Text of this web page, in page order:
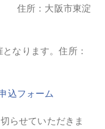
住所：大阪市東淀
なります。住所：
込フォーム
らせていただきま